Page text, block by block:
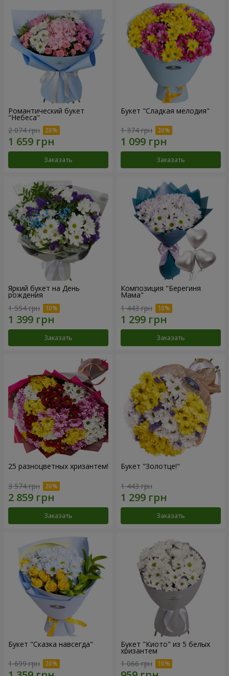
Романтический букет
"Небеса"
2 074 грн
Заказать
Букет "Сладкая мелодия"
1 374 грн
Заказать
Яркий букет на День
рождения
1 554 грн
Заказать
Композиция "Берегиня
Мама"
1 443 грн
Заказать
25 разноцветных хризантем!
3 574 грн
Заказать
Букет "Золотце!"
1 443 грн
Заказать
Букет "Сказка навсегда"
1 699 грн
Букет "Киото" из 5 белых
хризантем
1 066 грн